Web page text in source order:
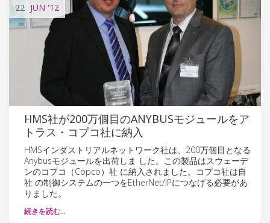
22 JUN '12
HMS社が200万個目のANYBUSモジュールをア
トラス・コプコ社に納入
HMSインダストリアルネットワーク社は、200万個目となる
Anybusモジュールを出荷しま した。この製品はスウェーデ
ンのコプコ（Copco）社 に納入されました。コプコ社は自
社 の制御システムの一つをEtherNet/IPにつなげる必要があ
りました。
続きを読む…